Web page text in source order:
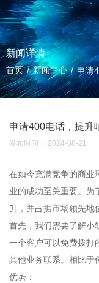
新闻详情
首页/新闻中心 /申请
申请400电话，提升
发布时间： 2024-08-21
在如今充满竞争的商业
业的成功至关重要。为
升，并占据市场领先地
首先，我们需要了解小
一个客户可以免费拨打
其他业务联系。相比于
优势：